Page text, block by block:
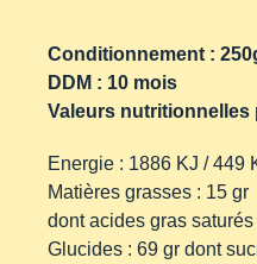
Conditionnement :
DDM : 10 mois
Valeurs nutritionnelles
Energie : 1886 KJ / 449
Matières grasses : 15 gr
dont acides gras saturés
Glucides : 69 gr dont